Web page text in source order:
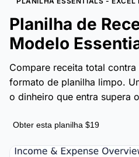
Planilha de
Modelo
Compare receita total
formato de planilha limpo.
o dinheiro que entra supera
Obter esta planilha $19